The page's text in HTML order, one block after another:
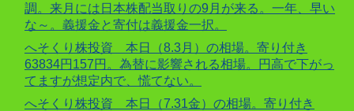
調。来月には日本株配当取りの9月が来る。一年、早い
な～。義援金と寄付は義援金一択。
へそくり株投資 本日（8.3月）の相場。寄り付き
63834円157円。為替に影響される相場。円高で下がっ
てますが想定内で、慌てない。
へそくり株投資 本日（7.31金）の相場。寄り付き